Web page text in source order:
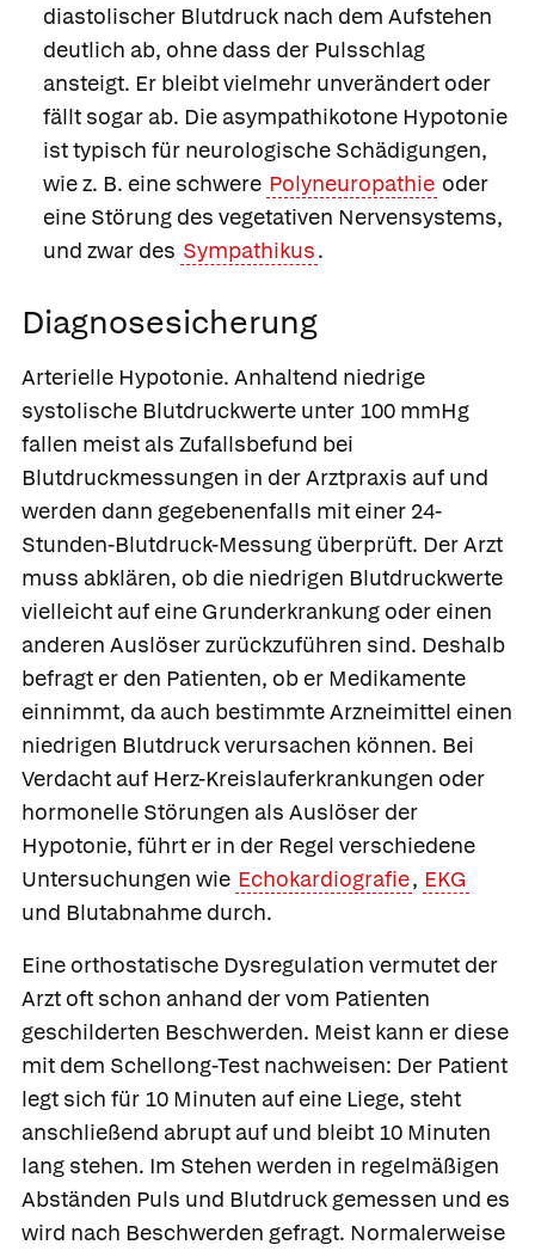
diastolischer Blutdruck nach dem Aufstehen
deutlich ab, ohne dass der Pulsschlag
ansteigt. Er bleibt vielmehr unverändert oder
fällt sogar ab. Die asympathikotone Hypotonie
ist typisch für neurologische Schädigungen,
wie z. B. eine schwere Polyneuropathie oder
eine Störung des vegetativen Nervensystems,
und zwar des Sympathikus.
Diagnosesicherung
Arterielle Hypotonie. Anhaltend niedrige
systolische Blutdruckwerte unter 100 mmHg
fallen meist als Zufallsbefund bei
Blutdruckmessungen in der Arztpraxis auf und
werden dann gegebenenfalls mit einer 24-
Stunden-Blutdruck-Messung überprüft. Der Arzt
muss abklären, ob die niedrigen Blutdruckwerte
vielleicht auf eine Grunderkrankung oder einen
anderen Auslöser zurückzuführen sind. Deshalb
befragt er den Patienten, ob er Medikamente
einnimmt, da auch bestimmte Arzneimittel einen
niedrigen Blutdruck verursachen können. Bei
Verdacht auf Herz-Kreislauferkrankungen oder
hormonelle Störungen als Auslöser der
Hypotonie, führt er in der Regel verschiedene
Untersuchungen wie Echokardiografie, EKG
und Blutabnahme durch.
Eine orthostatische Dysregulation vermutet der
Arzt oft schon anhand der vom Patienten
geschilderten Beschwerden. Meist kann er diese
mit dem Schellong-Test nachweisen: Der Patient
legt sich für 10 Minuten auf eine Liege, steht
anschließend abrupt auf und bleibt 10 Minuten
lang stehen. Im Stehen werden in regelmäßigen
Abständen Puls und Blutdruck gemessen und es
wird nach Beschwerden gefragt. Normalerweise